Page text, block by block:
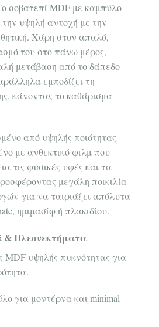
σοβατεπί MDF με καμπύλο
υψηλή αντοχή με την
Χάρη στον απαλό,
του στο πάνω μέρος,
μετάβαση από το δάπεδο
εμποδίζει τη
κάνοντας το καθάρισμα
από υψηλής ποιότητας
με ανθεκτικό φιλμ που
τις φυσικές υφές και τα
μεγάλη ποικιλία
για να ταιριάξει απόλυτα
ημιμασίφ ή πλακιδίου.
& Πλεονεκτήματα
MDF υψηλής πυκνότητας για
για μοντέρνα και minimal